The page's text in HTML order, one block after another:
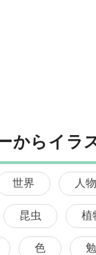
からイラ
世界 人物
昆虫 植
色